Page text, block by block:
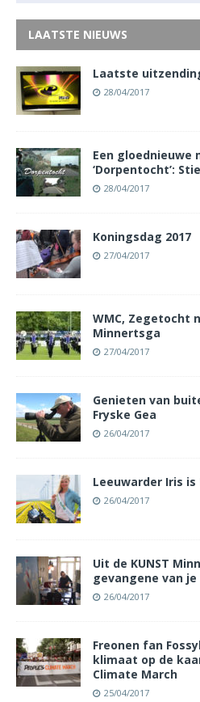
LAATSTE NIEUWS
Laatste
28/04/2017
Een gloednieuwe
‘Dorpentocht’:
28/04/2017
Koningsdag 2017
27/04/2017
WMC, Zegetocht
Minnertsga
27/04/2017
Genieten van
Fryske Gea
26/04/2017
Leeuwarder Iris is
26/04/2017
Uit de KUNST
gevangene van
26/04/2017
Freonen fan
klimaat op de
Climate March
25/04/2017